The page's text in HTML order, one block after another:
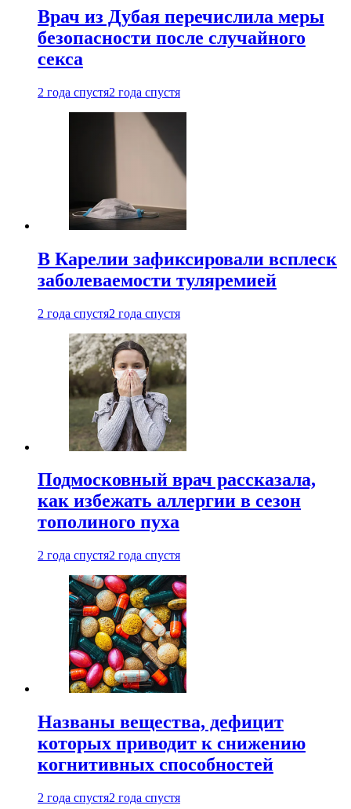
Врач из Дубая перечислила меры
безопасности после случайного
секса
2 года спустя2 года спустя
В Карелии зафиксировали всплеск
заболеваемости туляремией
2 года спустя2 года спустя
Подмосковный врач рассказала,
как избежать аллергии в сезон
тополиного пуха
2 года спустя2 года спустя
Названы вещества, дефицит
которых приводит к снижению
когнитивных способностей
2 года спустя2 года спустя